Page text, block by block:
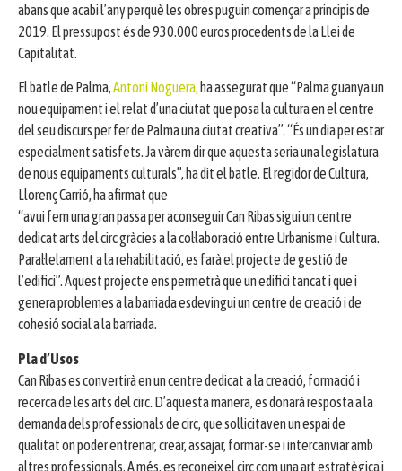
abans que acabi l’any perquè les obres puguin començar a principis de
2019. El pressupost és de 930.000 euros procedents de la Llei de
Capitalitat.
El batle de Palma,Antoni Noguera, ha assegurat que “Palma guanya un
nou equipament i el relat d’una ciutat que posa la cultura en el centre
del seu discurs per fer de Palma una ciutat creativa”. “És un dia per estar
especialment satisfets. Ja vàrem dir que aquesta seria una legislatura
de nous equipaments culturals”, ha dit el batle. El regidor de Cultura,
Llorenç Carrió, ha afirmat que
“avui fem una gran passa per aconseguir Can Ribas sigui un centre
dedicat arts del circ gràcies a la col·laboració entre Urbanisme i Cultura.
Paral·lelament a la rehabilitació, es farà el projecte de gestió de
l’edifici”. Aquest projecte ens permetrà que un edifici tancat i que i
genera problemes a la barriada esdevingui un centre de creació i de
cohesió social a la barriada.
Pla d’Usos
Can Ribas es convertirà en un centre dedicat a la creació, formació i
recerca de les arts del circ. D’aquesta manera, es donarà resposta a la
demanda dels professionals de circ, que sol·licitaven un espai de
qualitat on poder entrenar, crear, assajar, formar-se i intercanviar amb
altres professionals. A més, es reconeix el circ com una art estratègica i